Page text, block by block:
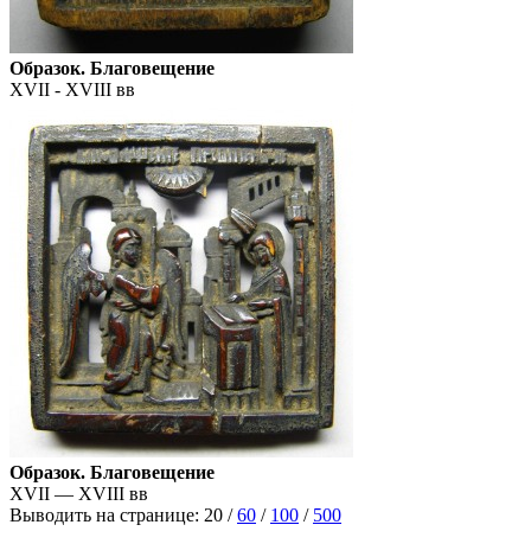
Образок. Благовещение
XVII - XVIII вв
Образок. Благовещение
XVII — XVIII вв
Выводить на странице: 20 /60 / 100 / 500